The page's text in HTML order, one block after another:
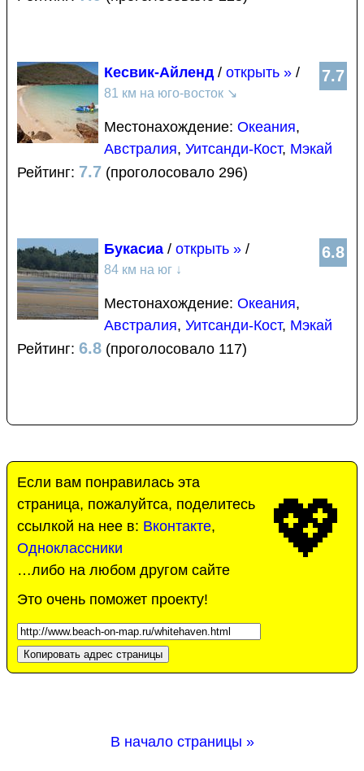
7.7
Кесвик-Айленд/ открыть » /
81 км на юго-восток ↘
Местонахождение: Океания,
Австралия, Уитсанди-Кост, Мэкай
Рейтинг: 7.7 (проголосовало 296)
6.8
Букасиа / открыть » /
84 км на юг ↓
Местонахождение: Океания,
Австралия, Уитсанди-Кост, Мэкай
Рейтинг: 6.8 (проголосовало 117)
💖
Если вам понравилась эта
страница, пожалуйтса, поделитесь
ссылкой на нее в: Вконтакте,
Одноклассники
…либо на любом другом сайте
Это очень поможет проекту!
Копировать адрес страницы
В начало страницы »